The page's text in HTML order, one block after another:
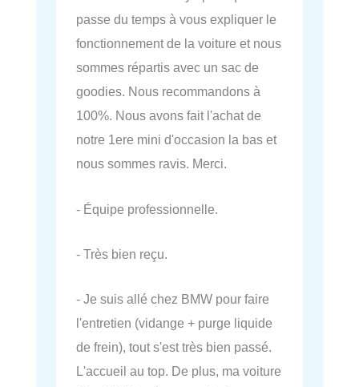
passe du temps à vous expliquer le
fonctionnement de la voiture et nous
sommes répartis avec un sac de
goodies. Nous recommandons à
100%. Nous avons fait l'achat de
notre 1ere mini d'occasion la bas et
nous sommes ravis. Merci.
- Équipe professionnelle.
- Très bien reçu.
- Je suis allé chez BMW pour faire
l'entretien (vidange + purge liquide
de frein), tout s'est très bien passé.
L'accueil au top. De plus, ma voiture